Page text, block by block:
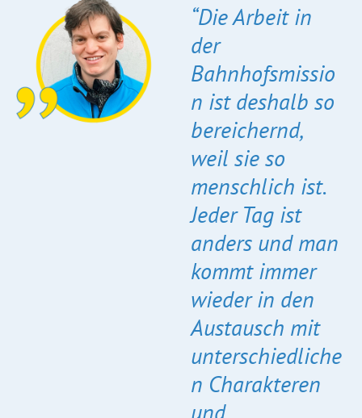
“Die Arbeit in
der
Bahnhofsmissio
n ist deshalb so
bereichernd,
weil sie so
menschlich ist.
Jeder Tag ist
anders und man
kommt immer
wieder in den
Austausch mit
unterschiedliche
n Charakteren
und